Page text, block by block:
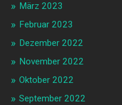
März 2023
Februar 2023
Dezember 2022
November 2022
Oktober 2022
September 2022